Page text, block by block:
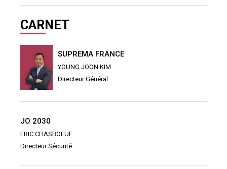
CARNET
SUPREMA FRANCE
YOUNG JOON KIM
Directeur Général
JO 2030
ERIC CHASBOEUF
Directeur Sécurité